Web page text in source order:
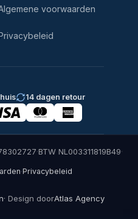
voorwaarden
14 dagen retour
·BTW NL003311819B49·
·Privacybeleid
· Design doorAtlas Agency